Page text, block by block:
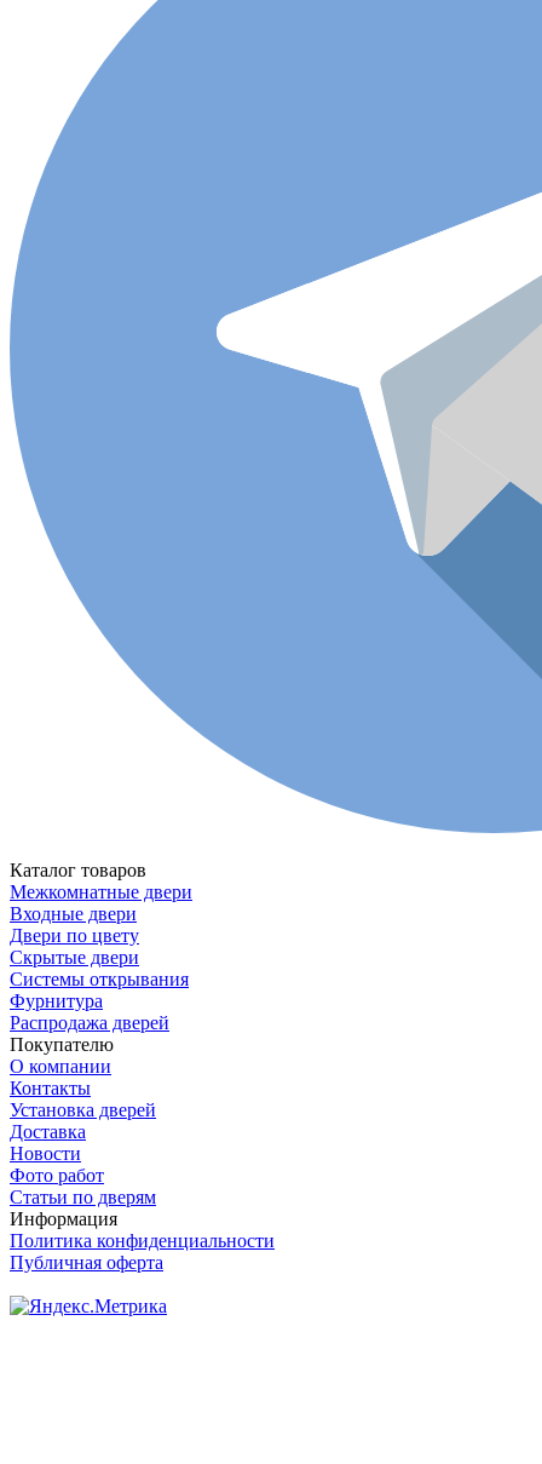
Каталог товаров
Межкомнатные двери
Входные двери
Двери по цвету
Скрытые двери
Системы открывания
Фурнитура
Распродажа дверей
Покупателю
О компании
Контакты
Установка дверей
Доставка
Новости
Фото работ
Статьи по дверям
Информация
Политика конфиденциальности
Публичная оферта